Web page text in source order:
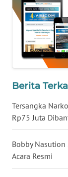
Berita
Tersangka
Rp75 Juta
Bobby Nasution
Acara Resmi
WN
NUSANTARA
WN
JATIM
BALI